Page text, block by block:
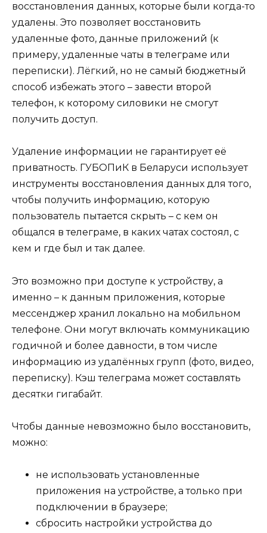
восстановления данных, которые были когда-то
удалены. Это позволяет восстановить
удаленные фото, данные приложений (к
примеру, удаленные чаты в телеграме или
переписки). Лёгкий, но не самый бюджетный
способ избежать этого – завести второй
телефон, к которому силовики не смогут
получить доступ.
Удаление информации не гарантирует её
приватность. ГУБОПиК в Беларуси использует
инструменты восстановления данных для того,
чтобы получить информацию, которую
пользователь пытается скрыть – с кем он
общался в телеграме, в каких чатах состоял, с
кем и где был и так далее.
Это возможно при доступе к устройству, а
именно – к данным приложения, которые
мессенджер хранил локально на мобильном
телефоне. Они могут включать коммуникацию
годичной и более давности, в том числе
информацию из удалённых групп (фото, видео,
переписку). Кэш телеграма может составлять
десятки гигабайт.
Чтобы данные невозможно было восстановить,
можно:
не использовать установленные
приложения на устройстве, а только при
подключении в браузере;
сбросить настройки устройства до